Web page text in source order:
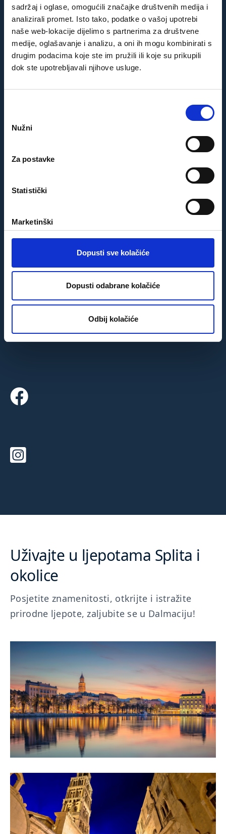
sadržaj i oglase, omogućili značajke društvenih medija i
analizirali promet. Isto tako, podatke o vašoj upotrebi
naše web-lokacije dijelimo s partnerima za društvene
medije, oglašavanje i analizu, a oni ih mogu kombinirati s
drugim podacima koje ste im pružili ili koje su prikupili
dok ste upotrebljavali njihove usluge.
Nužni
Za postavke
Statistički
Marketinški
Dopusti sve kolačiće
Dopusti odabrane kolačiće
Odbij kolačiće
"Proveo sam super odmor u Splitu s obitelji.
Zen apartman je veliki plus našeg odmora.
Bern,
"Blizu plaže, udobno i čisto. Još je ljepše
nego na slikama. Karla je super domaćin.
Doći ćemo ponovno!"
Nicole,Berlin
Uživajte u ljepotama Splita i
okolice
Posjetite znamenitosti, otkrijte i istražite
prirodne ljepote, zaljubite se u Dalmaciju!